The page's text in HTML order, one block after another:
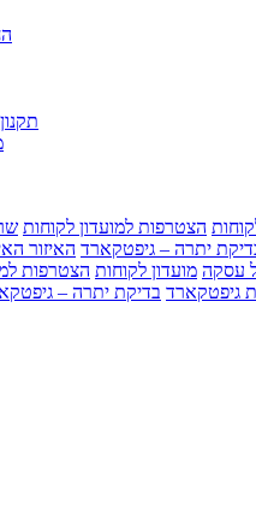
הצטרפות למועדון לקוחות
יתרה – גיפטקארד האיזור
עסקה מועדון לקוחות הצטרפות
גיפטקארד בדיקת יתרה –